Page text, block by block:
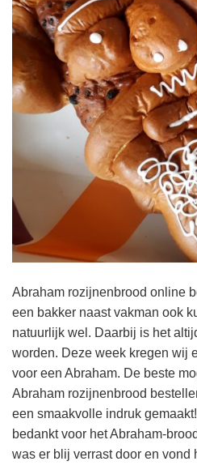
Abraham rozijnenbrood online
een bakker naast vakman ook
natuurlijk wel. Daarbij is het
worden. Deze week kregen wij
voor een Abraham. De beste
Abraham rozijnenbrood
een smaakvolle indruk
bedankt voor het Abraham-
was er blij verrast door en vond